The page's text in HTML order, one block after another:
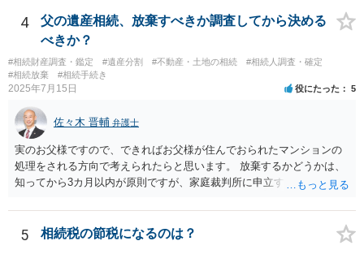
4
父の遺産相続、放棄すべきか調査してから決める
べきか？
#相続財産調査・鑑定 #遺産分割 #不動産・土地の相続
#相続人調査・確定
#相続放棄
#相続手続き
2025年7月15日 役にたった 5
佐々木 晋輔 弁護士
実のお父様ですので、できればお父様が住んでおられたマンションの
処理をされる方向で考えられたらと思います。 放棄するかどうかは、
知ってから3カ月以内が原則ですが、家庭裁判所に申立すれば3カ月の
放棄するかどうか決めることができます。 銀行やサラ金が数年も放置
することはありませんので、数年後に借金が発見される可能性はほぼ
ありません。 なお、私が扱った相続放棄を検討していた案件で、期間
5 相続税の節税になるのは？